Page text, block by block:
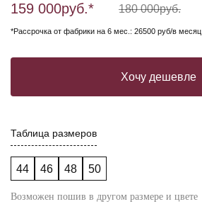
159 000руб.* 180 000руб.
*Рассрочка от фабрики на 6 мес.: 26500 руб/в месяц
Хочу дешевле
Таблица размеров
44 46 48 50
Возможен пошив в другом размере и цвете